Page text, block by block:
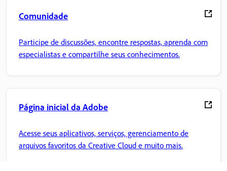
Comunidade
Participe de discussões, encontre respostas, aprenda com
especialistas e compartilhe seus conhecimentos.
Página inicial da Adobe
Acesse seus aplicativos, serviços, gerenciamento de
arquivos favoritos da Creative Cloud e muito mais.